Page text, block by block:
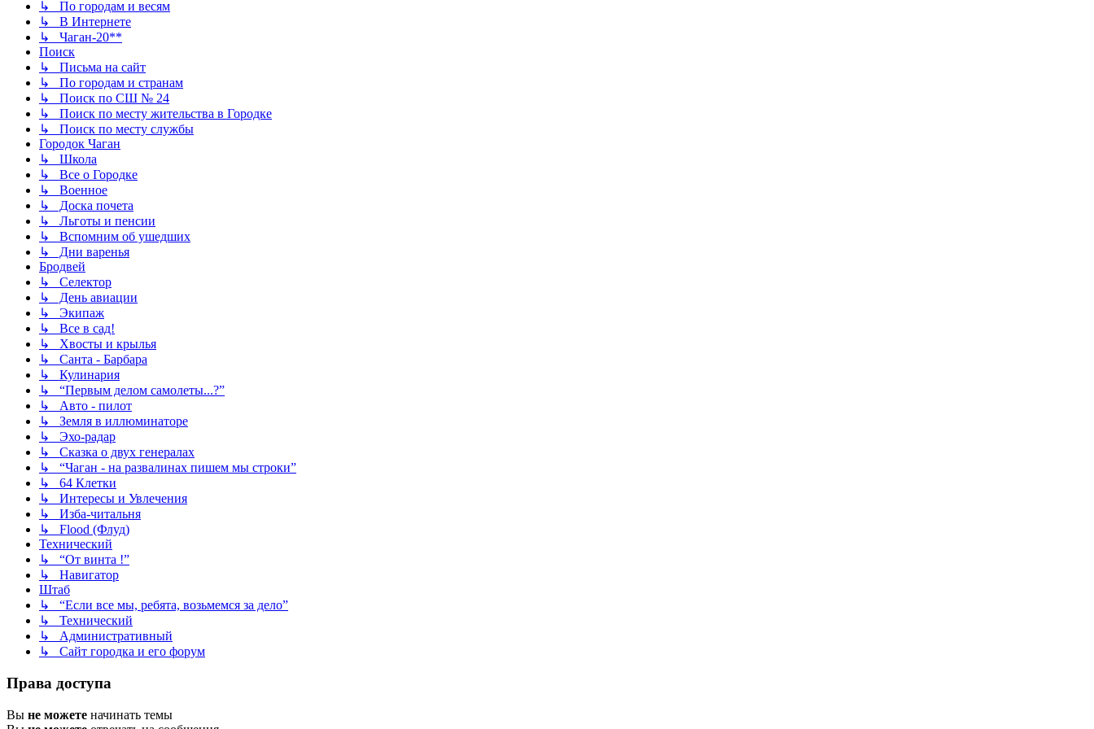
↳ По городам и весям
↳ В Интернете
↳ Чаган-20**
Поиск
↳ Письма на сайт
↳ По городам и странам
↳ Поиск по СШ № 24
↳ Поиск по месту жительства в Городке
↳ Поиск по месту службы
Городок Чаган
↳ Школа
↳ Все о Городке
↳ Военное
↳ Доска почета
↳ Льготы и пенсии
↳ Вспомним об ушедших
↳ Дни варенья
Бродвей
↳ Селектор
↳ День авиации
↳ Экипаж
↳ Все в сад!
↳ Хвосты и крылья
↳ Санта - Барбара
↳ Кулинария
↳ “Первым делом самолеты...?”
↳ Авто - пилот
↳ Земля в иллюминаторе
↳ Эхо-радар
↳ Сказка о двух генералах
↳ “Чаган - на развалинах пишем мы строки”
↳ 64 Клетки
↳ Интересы и Увлечения
↳ Изба-читальня
↳ Flood (Флуд)
Технический
↳ “От винта !”
↳ Навигатор
Штаб
↳ “Если все мы, ребята, возьмемся за дело”
↳ Технический
↳ Административный
↳ Сайт городка и его форум
Права доступа
Вы не можете начинать темы